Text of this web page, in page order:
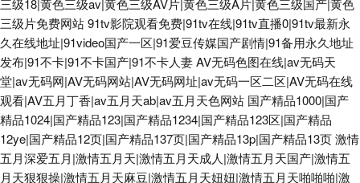
三级18|黄色三级av|黄色三级AV片|黄色三级A片|黄色三级国产|黄色
三级片免费网站91tv影院观看免费|91tv在线|91tv直播0|91tv最新永
久在线地址|91video国产一区|91爱豆传媒国产剧情|91备用永久地址
发布|91不卡|91不卡国产|91不卡人妻AV无码色图在线|av无码天
堂|av无码网|AV无码网站|AV无码网址|av无码一区二区|AV无码在线
观看|AV五月丁香|av五月天ab|av五月天色网站 国产精品1000|国产
精品1024|国产精品123|国产精品1234|国产精品123区|国产精品
12ye|国产精品12页|国产精品137页|国产精品13p|国产精品13页激情
五月深爱五月|激情五月天|激情五月天成人|激情五月天国产|激情五
月天狠狠操|激情五月天麻豆|激情五月天妞妞|激情五月天啪啪啪|激